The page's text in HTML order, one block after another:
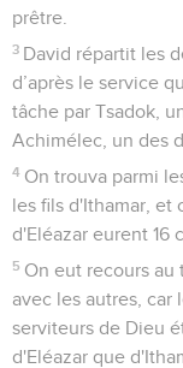
prêtre.
3 David répartit les
d’après le service
tâche par Tsadok,
Achimélec, un des
4 On trouva parmi
les fils d'Ithamar, et
d'Eléazar eurent 16
5 On eut recours au
avec les autres, car
serviteurs de Dieu
d'Eléazar que